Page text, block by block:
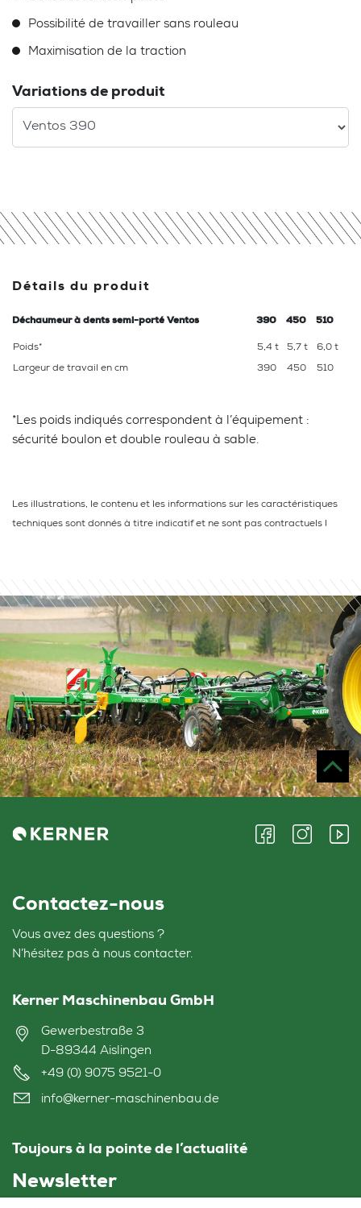
Possibilité de travailler sans rouleau
Maximisation de la traction
Variations de produit
Détails du produit
Déchaumeur à dents semi-porté Ventos 390 450 510
Poids* 5,4 t 5,7 t 6,0 t
Largeur de travail en cm 390 450 510
*Les poids indiqués correspondent à l’équipement :
sécurité boulon et double rouleau à sable.
Les illustrations, le contenu et les informations sur les caractéristiques
techniques sont donnés à titre indicatif et ne sont pas contractuels !
Contactez-nous
Vous avez des questions ?
N’hésitez pas à nous contacter.
Kerner Maschinenbau GmbH
Gewerbestraße 3
D-89344 Aislingen
+49 (0) 9075 9521-0
info@kerner-maschinenbau.de
Toujours à la pointe de l’actualité
Newsletter